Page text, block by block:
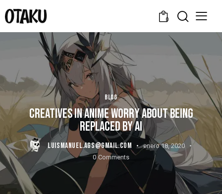
0
BLOG
CREATIVES IN ANIME WORRY ABOUT BEING
REPLACED BY AI
LUISMANUEL.AGS@GMAIL.COM
enero 18, 2020
0 Comments